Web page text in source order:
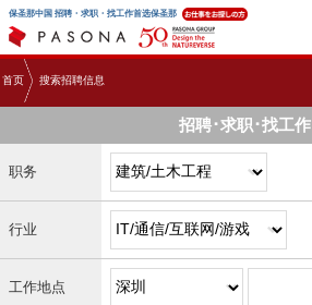
保圣那中国 招聘・求职・找工作首选保圣那
首页 搜索招聘信息
招聘･求职･找工作
职务
行业
工作地点